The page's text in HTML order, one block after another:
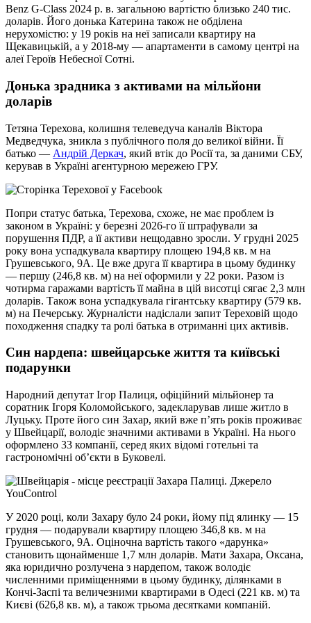
Benz G-Class 2024 р. в. загальною вартістю близько 240 тис.
доларів. Його донька Катерина також не обділена
нерухомістю: у 19 років на неї записали квартиру на
Щекавицькій, а у 2018-му — апартаменти в самому центрі на
алеї Героїв Небесної Сотні.
Донька зрадника з активами на мільйони
доларів
Тетяна Терехова, колишня телеведуча каналів Віктора
Медведчука, зникла з публічного поля до великої війни. Її
батько — Андрій Деркач, який втік до Росії та, за даними СБУ,
керував в Україні агентурною мережею ГРУ.
Попри статус батька, Терехова, схоже, не має проблем із
законом в Україні: у березні 2026-го її штрафували за
порушення ПДР, а її активи нещодавно зросли. У грудні 2025
року вона успадкувала квартиру площею 194,8 кв. м на
Грушевського, 9А. Це вже друга її квартира в цьому будинку
— першу (246,8 кв. м) на неї оформили у 22 роки. Разом із
чотирма гаражами вартість її майна в цій висотці сягає 2,3 млн
доларів. Також вона успадкувала гігантську квартиру (579 кв.
м) на Печерську. Журналісти надіслали запит Тереховій щодо
походження спадку та ролі батька в отриманні цих активів.
Син нардепа: швейцарське життя та київські
подарунки
Народний депутат Ігор Палиця, офіційний мільйонер та
соратник Ігоря Коломойського, задекларував лише житло в
Луцьку. Проте його син Захар, який вже п’ять років проживає
у Швейцарії, володіє значними активами в Україні. На нього
оформлено 33 компанії, серед яких відомі готельні та
гастрономічні об’єкти в Буковелі.
У 2020 році, коли Захару було 24 роки, йому під ялинку — 15
грудня — подарували квартиру площею 346,8 кв. м на
Грушевського, 9А. Оціночна вартість такого «дарунка»
становить щонайменше 1,7 млн доларів. Мати Захара, Оксана,
яка юридично розлучена з нардепом, також володіє
численними приміщеннями в цьому будинку, ділянками в
Кончі-Заспі та величезними квартирами в Одесі (221 кв. м) та
Києві (626,8 кв. м), а також трьома десятками компаній.